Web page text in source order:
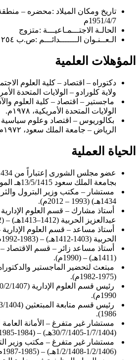
1951/4/7م
الحالـة الاجتـــمـاعيـــة :متزوج
الـعــنـوان الـــــــدائـــم :ص.ب ٥١٢٥٤ الرياض ١١٥٤٣
المؤهلات العلمية
دكتوراه – اقتصاد – كلية العلوم
ولاية كلورادو – الولايات المتحدة
ماجستير – اقتصاد – كلية العلوم
الولايات المتحدة الأمريكية، ١٩٧٨م.
بكالوريوس – اقتصاد وعلوم سياسية
الرياض – جامعة الملك سعود، ١٩٧٢م.
الحياة العملية
بجامعة الملك سعود 13/5/1415هـ الموافق 19/11/1991م.
1434هـ) (1993 – 2012م).
أستاذ مشارك – قسم العلوم الإدارية
عبدالعزيز الحربية (1412–1413هـ) – (1992-1993).
أستاذ مساعد – قسم العلوم الإدارية
الحربية (1403-1412هـ) – (1983-1992م).
أستاذ مساعد زائر – قسم الاقتصاد –
(1411هـ) – (1990م).
(1975-1982م).
1990م).
1986).
مستشار غير متفرغ – الأمانة
(1/7/1404-30/7/1405هـ) – (1984-1985م).
مستشار غير متفرغ – مكتب وزير
(1/2/1406-1/2/1408هـ) – (1985-1987م).